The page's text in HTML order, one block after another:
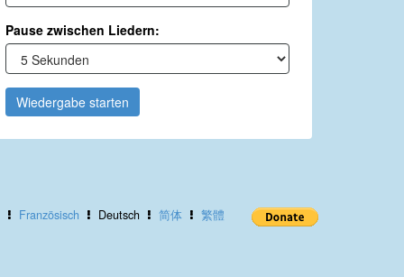
Pause zwischen Liedern:
Wiedergabe starten
Französisch Deutsch 简体 繁體